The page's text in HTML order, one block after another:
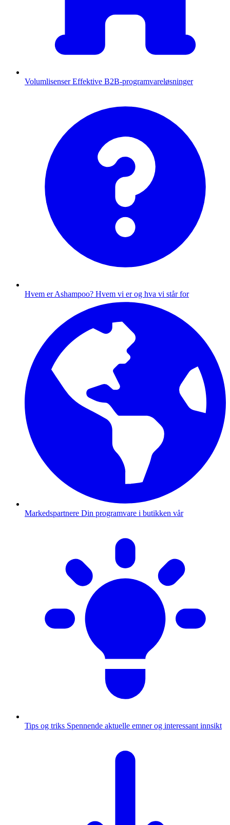
Volumlisenser Effektive B2B-programvareløsninger
Hvem er Ashampoo? Hvem vi er og hva vi står for
Markedspartnere Din programvare i butikken vår
Tips og triks Spennende aktuelle emner og interessant innsikt